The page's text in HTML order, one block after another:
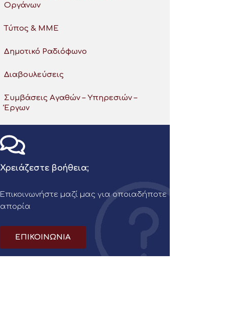
Οργάνων
Τύπος & ΜΜΕ
Δημοτικό Ραδιόφωνο
Διαβουλεύσεις
Συμβάσεις Αγαθών – Υπηρεσιών –
Έργων
Χρειάζεστε βοήθεια;
Επικοινωνήστε μαζί μας για οποιαδήποτε
απορία
ΕΠΙΚΟΙΝΩΝΙΑ